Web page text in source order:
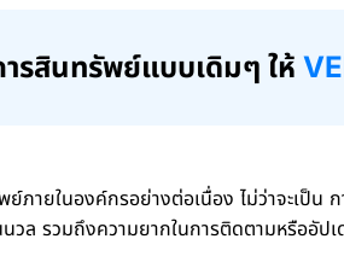
รสินทรัพย์แบบเดิมๆ ให้
ายในองค์กรอย่างต่อเนื่อง ไม่ว่าจะเป็น
วล รวมถึงความยากในการติดตามหรืออัป